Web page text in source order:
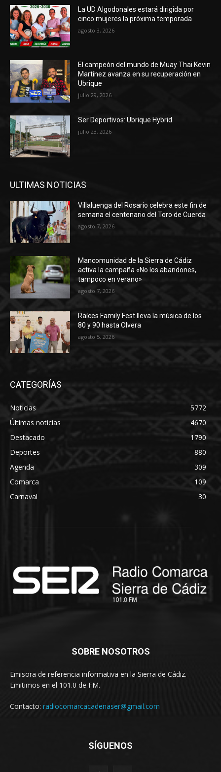
La UD Algodonales estará dirigida por
cinco mujeres la próxima temporada
agosto 3, 2026
El campeón del mundo de Muay Thai Kevin
Martínez avanza en su recuperación en
Ubrique
julio 29, 2026
Ser Deportivos: Ubrique Hybrid
julio 23, 2026
ULTIMAS NOTICIAS
Villaluenga del Rosario celebra este fin de
semana el centenario del Toro de Cuerda
agosto 7, 2026
Mancomunidad de la Sierra de Cádiz
activa la campaña «No los abandones,
tampoco en verano»
agosto 7, 2026
Raíces Family Fest lleva la música de los
80 y 90 hasta Olvera
agosto 5, 2026
CATEGORÍAS
Noticias
5772
Últimas noticias
4670
Destacado
1790
Deportes
880
Agenda
309
Comarca
109
Carnaval
30
SOBRE NOSOTROS
Emisora de referencia informativa en la Sierra de Cádiz.
Emitimos en el 101.0 de FM.
Contacto: radiocomarcacadenaser@gmail.com
SÍGUENOS